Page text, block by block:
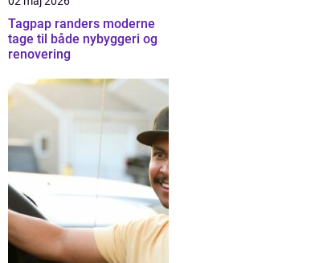
Tagpap randers moderne
tage til både nybyggeri og
renovering